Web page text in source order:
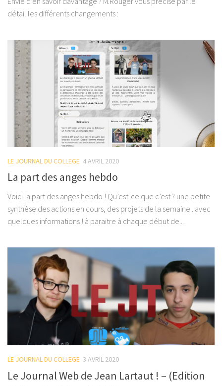
détail les différents changements :
LE JOURNAL DU COLLEGE 4 AVRIL 2020
La part des anges hebdo
Voici la part des anges hebdo ! Qu’est-ce que c’est ? une petite
synthèse des actions en cours, des projets de la semaine.. avec
quelques informations ! à paraitre à chaque début de...
LE JOURNAL DU COLLEGE 3 AVRIL 2020
Le Journal Web de Jean Lartaut ! – (Edition